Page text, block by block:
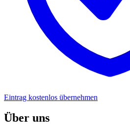
Eintrag kostenlos übernehmen
Über uns